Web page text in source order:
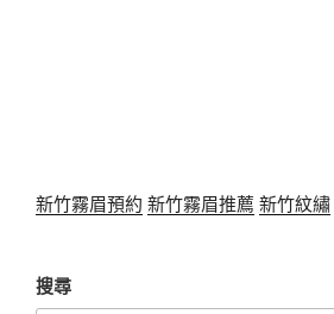
新竹霧眉預約 新竹霧眉推薦 新竹紋繡
搜尋